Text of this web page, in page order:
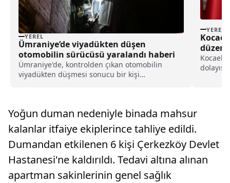
YEREL
Ümraniye’de viyadükten düşen
otomobilin sürücüsü yaralandı haberi
Ümraniye'de, kontrolden çıkan otomobilin
viyadükten düşmesi sonucu bir kişi
kaybetmesi sonucu ö...
YEREL
Kocaeli
Yoğun duman nedeniyle binada mahsur
kalanlar itfaiye ekiplerince tahliye edildi.
Dumandan etkilenen 6 kişi Çerkezköy Devlet
Hastanesi'ne kaldırıldı. Tedavi altına alınan
apartman sakinlerinin genel sağlık